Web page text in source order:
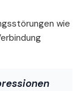
wie